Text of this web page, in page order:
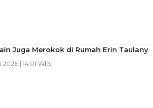
Juga Merokok di Rumah Erin Taulany
| 14:01 WIB